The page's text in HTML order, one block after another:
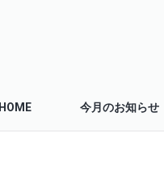
HOME 今月のお知らせ